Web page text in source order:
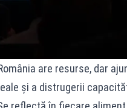
are resurse, dar
și a distrugerii